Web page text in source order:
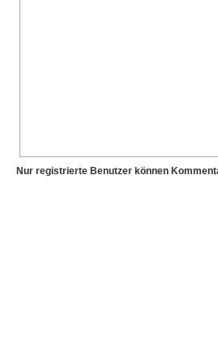
Nur registrierte Benutzer können